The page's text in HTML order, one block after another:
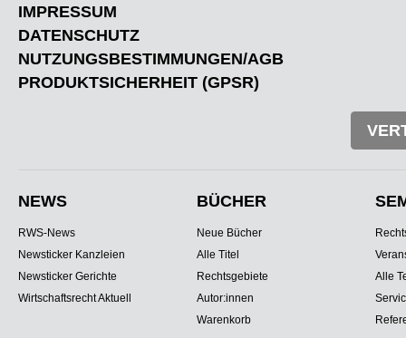
IMPRESSUM
DATENSCHUTZ
NUTZUNGSBESTIMMUNGEN/AGB
PRODUKTSICHERHEIT (GPSR)
NEWS
RWS-News
Newsticker Kanzleien
Newsticker Gerichte
Wirtschaftsrecht Aktuell
BÜCHER
Neue Bücher
Alle Titel
Rechtsgebiete
Autor:innen
Warenkorb
Alle